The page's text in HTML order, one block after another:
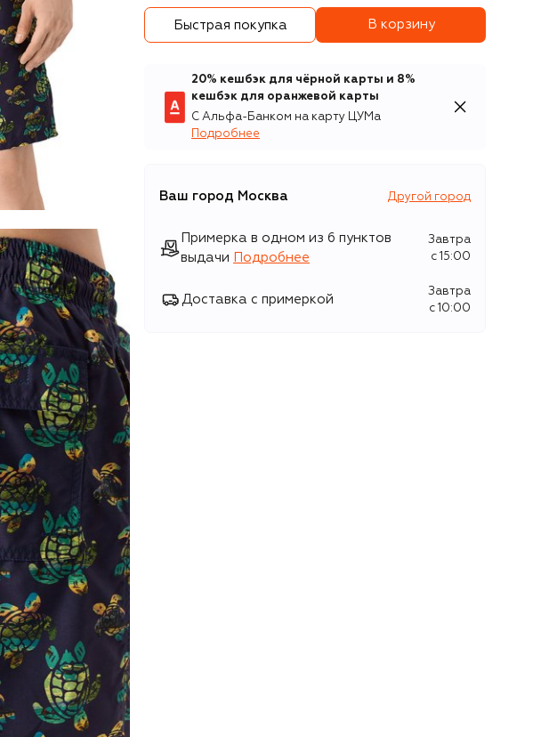
Быстрая покупка В корзину
20% кешбэк для чёрной карты и 8%
кешбэк для оранжевой карты
С Альфа-Банком на карту ЦУМа
Подробнее
Ваш город Москва Другой город
Примерка в одном из 6 пунктов
выдачи
Подробнее
Завтра
c 15:00
Доставка с примеркой
Завтра
c 10:00